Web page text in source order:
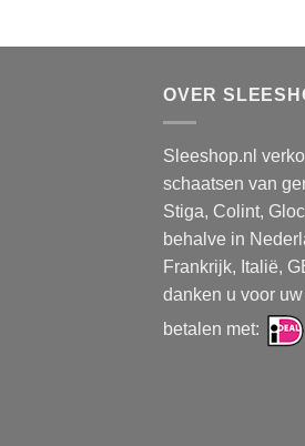
OVER
Sleeshop.nl
schaatsen van
Stiga, Colint,
behalve in
Frankrijk, Italië,
danken u voor
betalen met: